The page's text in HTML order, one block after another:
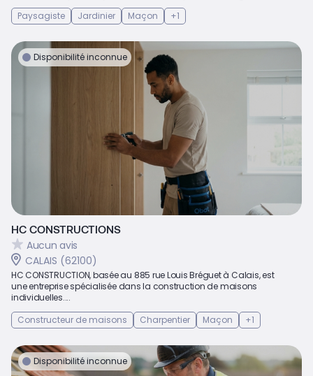
Paysagiste
Jardinier Maçon +1
Disponibilité inconnue
HC CONSTRUCTIONS
Aucun avis
CALAIS (62100)
HC CONSTRUCTION, basée au 885 rue Louis Bréguet à Calais, est
une entreprise spécialisée dans la construction de maisons
individuelles....
Constructeur de maisons
Charpentier Maçon +1
Disponibilité inconnue